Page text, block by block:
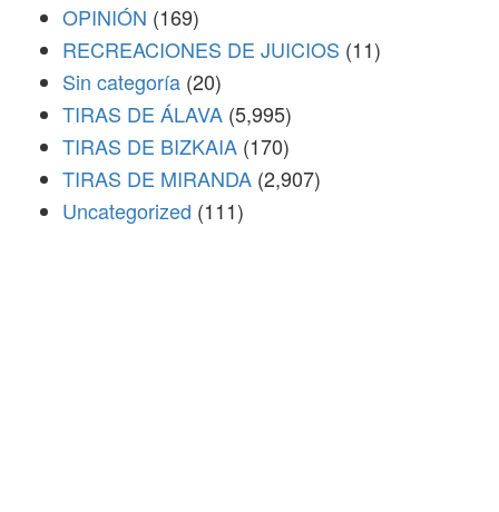
OPINIÓN (169)
RECREACIONES DE JUICIOS (11)
Sin categoría (20)
TIRAS DE ÁLAVA (5,995)
TIRAS DE BIZKAIA (170)
TIRAS DE MIRANDA (2,907)
Uncategorized (111)